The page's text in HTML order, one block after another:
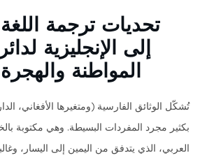
تحديات ترجمة
إلى الإنجليزية
المواطنة والهجرة
تُشكّل الوثائق الفارسية (ومتغيرها الأفغاني،
بكثير مجرد المفردات البسيطة. وهي مكتوبة
العربي، الذي يتدفق من اليمين إلى اليسار،